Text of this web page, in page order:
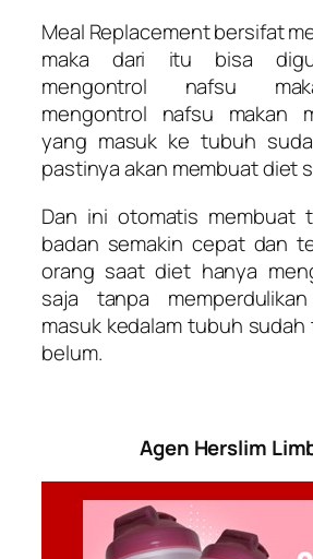
Meal Replacement bersifat
maka dari itu bisa
mengontrol nafsu
mengontrol nafsu makan
yang masuk ke tubuh
pastinya akan membuat diet
Dan ini otomatis membuat
badan semakin cepat dan
orang saat diet hanya
saja tanpa
masuk kedalam tubuh
belum.
Agen Herslim